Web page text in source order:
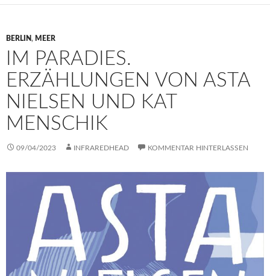
BERLIN, MEER
IM PARADIES.
ERZÄHLUNGEN VON ASTA
NIELSEN UND KAT
MENSCHIK
09/04/2023 INFRAREDHEAD KOMMENTAR HINTERLASSEN